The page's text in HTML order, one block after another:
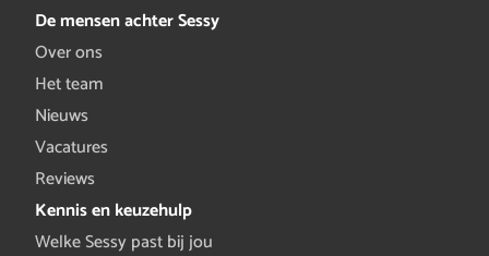
De mensen achter Sessy
Over ons
Het team
Nieuws
Vacatures
Reviews
Kennis en keuzehulp
Welke Sessy past bij jou